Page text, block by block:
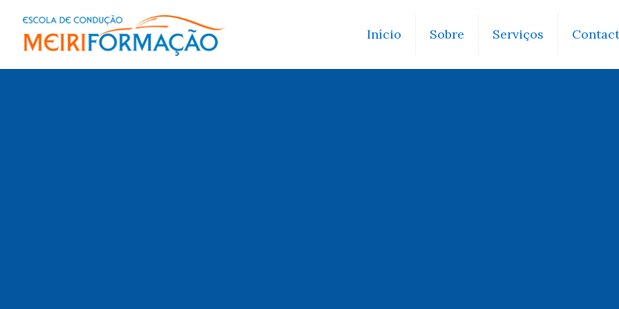
Início Sobre Serviços